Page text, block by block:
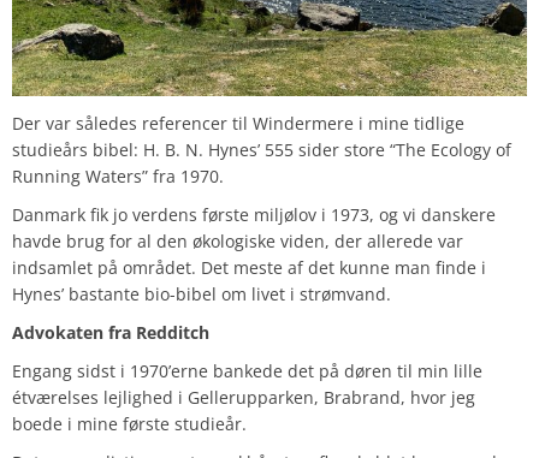
Der var således referencer til Windermere i mine tidlige
studieårs bibel: H. B. N. Hynes’ 555 sider store “The Ecology of
Running Waters” fra 1970.
Danmark fik jo verdens første miljølov i 1973, og vi danskere
havde brug for al den økologiske viden, der allerede var
indsamlet på området. Det meste af det kunne man finde i
Hynes’ bastante bio-bibel om livet i strømvand.
Advokaten fra Redditch
Engang sidst i 1970’erne bankede det på døren til min lille
étværelses lejlighed i Gellerupparken, Brabrand, hvor jeg
boede i mine første studieår.